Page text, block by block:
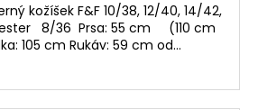
kožíšek F&F 10/38, 12/40, 14/42,
8/36 Prsa: 55 cm (110 cm
105 cm Rukáv: 59 cm od...